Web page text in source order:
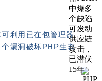
利用已在包管理器
漏洞破坏PHP生态